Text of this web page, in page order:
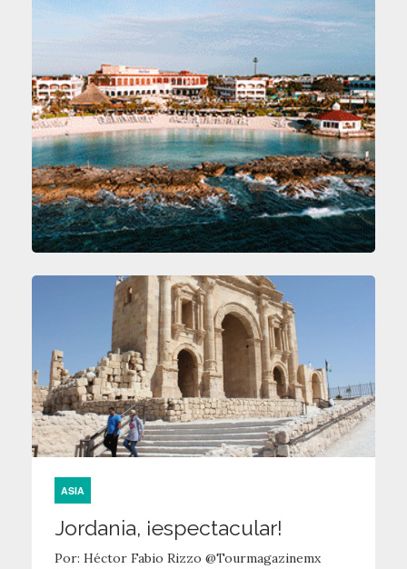
ASIA
Jordania, ¡espectacular!
Por: Héctor Fabio Rizzo @Tourmagazinemx